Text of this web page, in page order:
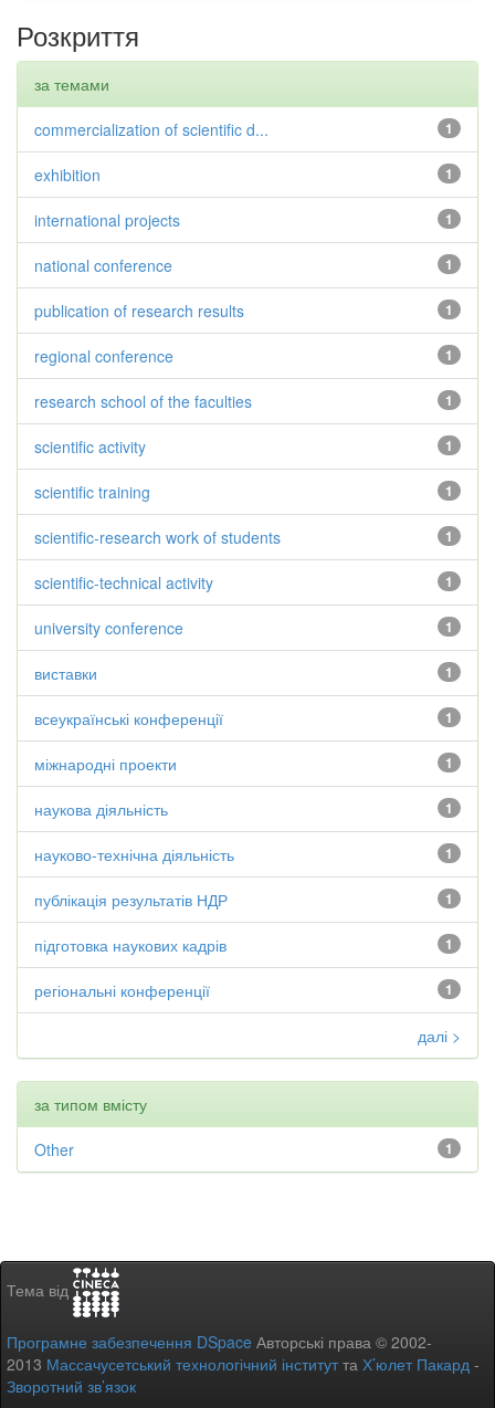
Розкриття
за темами
1
commercialization of scientific d...
1
exhibition
1
international projects
1
national conference
1
publication of research results
1
regional conference
1
research school of the faculties
1
scientific activity
1
scientific training
1
scientific-research work of students
1
scientific-technical activity
1
university conference
1
виставки
1
всеукраїнські конференції
1
міжнародні проекти
1
наукова діяльність
1
науково-технічна діяльність
1
публікація результатів НДР
1
підготовка наукових кадрів
1
регіональні конференції
далі >
за типом вмісту
1
Other
Тема від
Програмне забезпечення DSpace Авторські права © 2002-
2013 Массачусетський технологічний інститутта Х’юлет Пакард -
Зворотний зв’язок